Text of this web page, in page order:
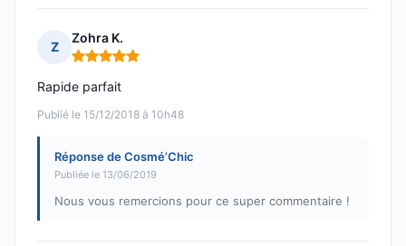
Z
Zohra K.
Note : 5 sur 5
Publié le 15/12/2018 à 10h48
Rapide parfait
Réponse de Cosmé’Chic
Publiée le 13/06/2019
Nous vous remercions pour ce super commentaire !